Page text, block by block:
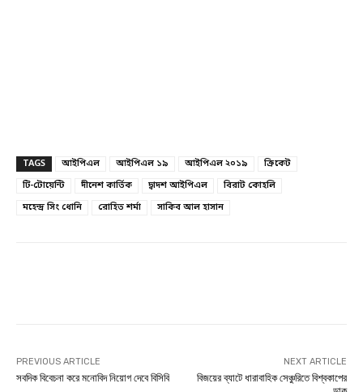
TAGS আইপিএল আইপিএল ১৯ আইপিএল ২০১৯
ক্রিকেট
টি-টোয়েন্টি
দীনেশ কার্তিক দ্বাদশ আইপিএল
বিরাট কোহলি
মহেন্দ্র সিং ধোনি
রোহিত শর্মা সাকিব আল হাসান
PREVIOUS ARTICLE
সবদিক বিবেচনা করে মনোবিদ নিয়োগ দেবে বিসিবি
NEXT ARTICLE
বিজয়ের ব্যাটে ধারাবাহিক সেঞ্চুরিতে বিশ্বকাপের